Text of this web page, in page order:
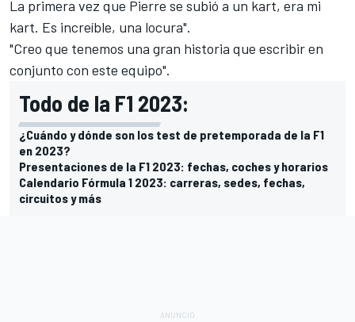
La primera vez que Pierre se subió a un kart, era mi
kart. Es increíble, una locura".
"Creo que tenemos una gran historia que escribir en
conjunto con este equipo".
Todo de la F1 2023:
¿Cuándo y dónde son los test de pretemporada de la F1
en 2023?
Presentaciones de la F1 2023: fechas, coches y horarios
Calendario Fórmula 1 2023: carreras, sedes, fechas,
circuitos y más